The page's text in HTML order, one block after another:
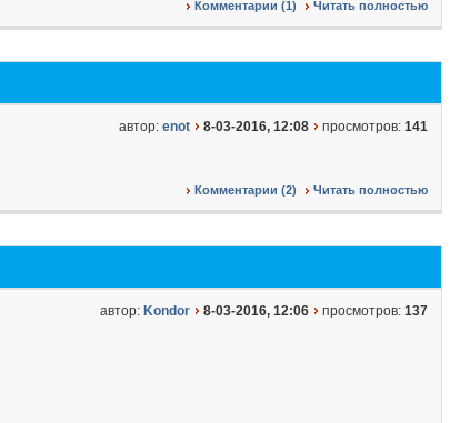
Комментарии (1) Читать полностью
автор: enot 8-03-2016, 12:08 просмотров: 141
Комментарии (2) Читать полностью
автор: Kondor 8-03-2016, 12:06 просмотров: 137